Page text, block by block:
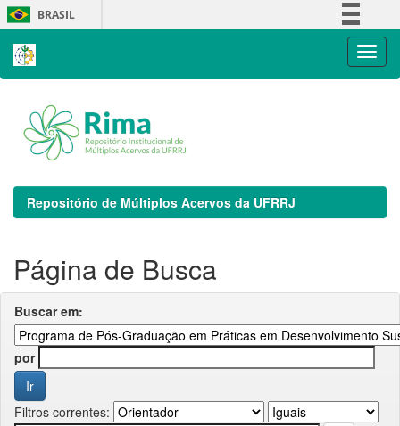
Skip
navigation
BRASIL
Repositório de Múltiplos Acervos da UFRRJ
Página de Busca
Buscar em:
por
Filtros correntes: